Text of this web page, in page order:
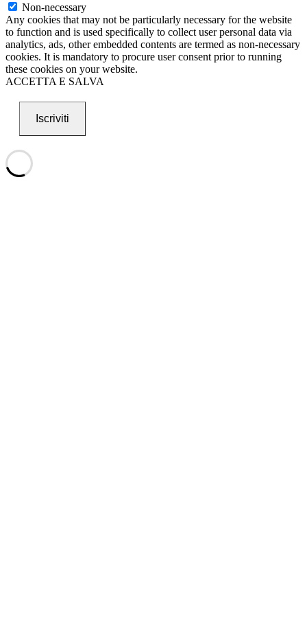
Non-necessary
Any cookies that may not be particularly necessary for the website
to function and is used specifically to collect user personal data via
analytics, ads, other embedded contents are termed as non-necessary
cookies. It is mandatory to procure user consent prior to running
these cookies on your website.
ACCETTA E SALVA
Iscriviti